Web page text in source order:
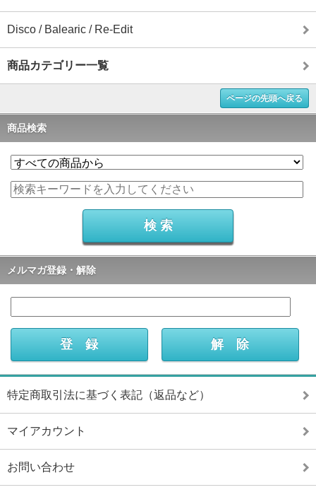
Disco / Balearic / Re-Edit
商品カテゴリー一覧
ページの先頭へ戻る
商品検索
メルマガ登録・解除
特定商取引法に基づく表記（返品など）
マイアカウント
お問い合わせ